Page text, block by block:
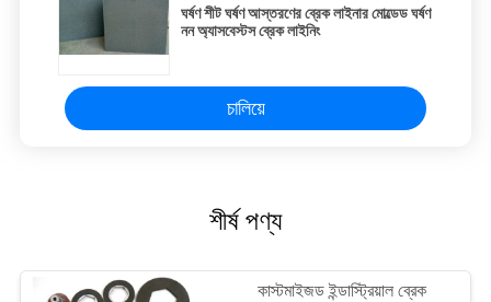
ঘর্ষণ শীট ঘর্ষণ আস্তরণের ব্রেক লাইনার মোল্ডেড ঘর্ষণ
নন অ্যাসবেস্টস ব্রেক লাইনিং
চালিয়ে
শীর্ষ পণ্য
কাস্টমাইজড ইন্ডাস্ট্রিয়াল ব্রেক